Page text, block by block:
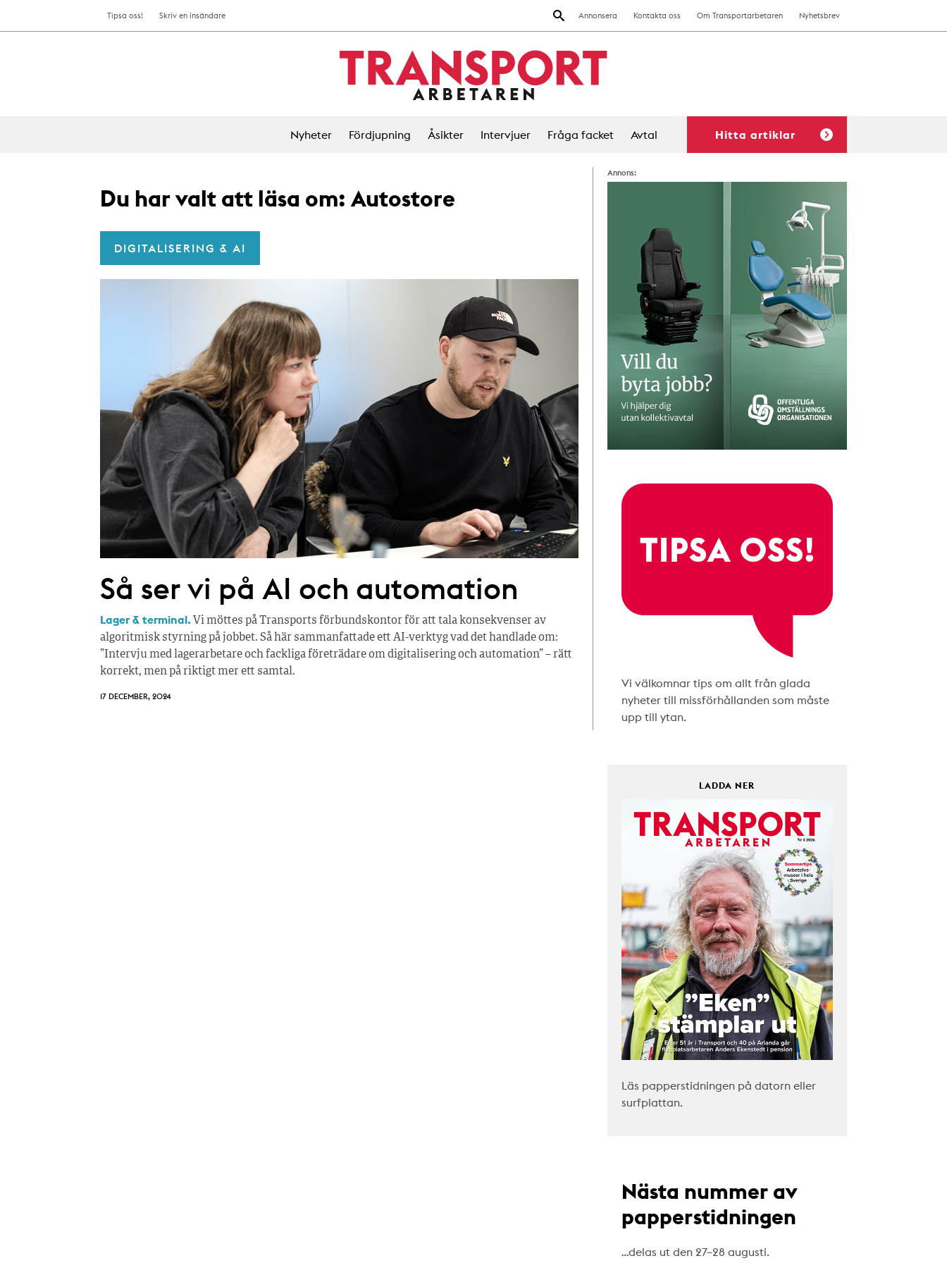
Annonsera Kontakta oss Om Transportarbetaren Nyhetsbrev
Tipsa oss! Skriv en insändare
Nyheter Fördjupning Åsikter Intervjuer Fråga facket Avtal Hitta artiklar
Du har valt att läsa om:Autostore
DIGITALISERING & AI
Så ser vi på AI och automation
Lager & terminal. Vi möttes på Transports förbundskontor för att tala konsekvenser av
algoritmisk styrning på jobbet. Så här sammanfattade ett AI-verktyg vad det handlade om:
”Intervju med lagerarbetare och fackliga företrädare om digitalisering och automation” – rätt
korrekt, men på riktigt mer ett samtal.
17 DECEMBER, 2024
Annons:
Vi välkomnar tips om allt från glada
nyheter till missförhållanden som måste
upp till ytan.
LADDA NER
Läs papperstidningen på datorn eller
surfplattan.
Nästa nummer av
papperstidningen
…delas ut den 27–28 augusti.